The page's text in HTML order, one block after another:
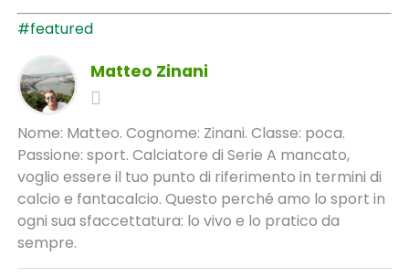
#featured
Matteo Zinani
Nome: Matteo. Cognome: Zinani. Classe: poca.
Passione: sport. Calciatore di Serie A mancato,
voglio essere il tuo punto di riferimento in termini di
calcio e fantacalcio. Questo perché amo lo sport in
ogni sua sfaccettatura: lo vivo e lo pratico da
sempre.